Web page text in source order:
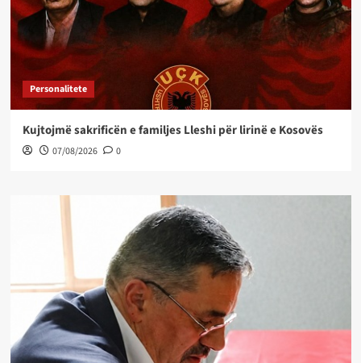
Personalitete
Kujtojmë sakrificën e familjes Lleshi për lirinë e Kosovës
07/08/2026 0